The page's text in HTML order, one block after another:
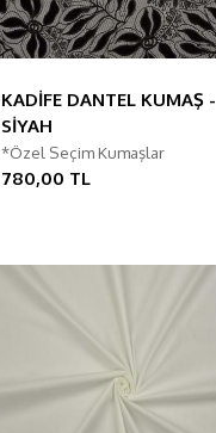
KADİFE DANTEL KUMAŞ -
SİYAH
*Özel Seçim Kumaşlar
780,00 TL